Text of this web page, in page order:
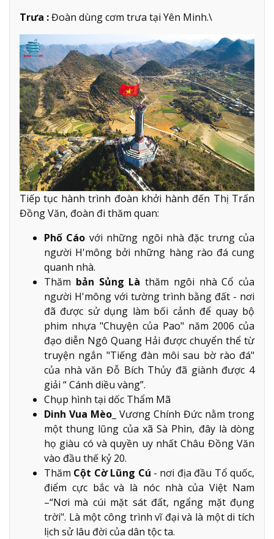
Trưa :Đoàn dùng cơm trưa tại Yên Minh.\
Tiếp tục hành trình đoàn khởi hành đến Thị Trấn
Đồng Văn, đoàn đi thăm quan:
Phố Cáo với những ngôi nhà đặc trưng của
người H'mông bởi những hàng rào đá cung
quanh nhà.
Thăm bản Sủng Là thăm ngôi nhà Cổ của
người H'mông với tường trình bằng đất - nơi
đã được sử dụng làm bối cảnh để quay bộ
phim nhựa "Chuyện của Pao" năm 2006 của
đạo diễn Ngô Quang Hải được chuyển thể từ
truyện ngắn "Tiếng đàn môi sau bờ rào đá"
của nhà văn Đỗ Bích Thủy đã giành được 4
giải “ Cánh diều vàng”.
Chụp hình tại dốc Thẩm Mã
Dinh Vua Mèo _ Vương Chính Đức nằm trong
một thung lũng của xã Sà Phìn, đây là dòng
họ giàu có và quyền uy nhất Châu Đồng Văn
vào đầu thế kỷ 20.
Thăm Cột Cờ Lũng Cú - nơi địa đầu Tổ quốc,
điểm cực bắc và là nóc nhà của Việt Nam
–“Nơi mà cúi mặt sát đất, ngẩng mặt đụng
trời". Là một công trình vĩ đại và là một di tích
lịch sử lâu đời của dân tộc ta.